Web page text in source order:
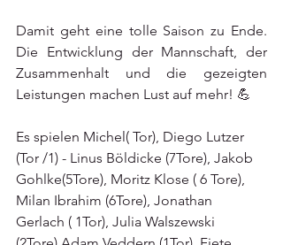
Damit geht eine tolle Saison zu Ende.
Die Entwicklung der Mannschaft, der
Zusammenhalt und die gezeigten
Leistungen machen Lust auf mehr! 💪
Es spielen Michel( Tor), Diego Lutzer
(Tor /1) - Linus Böldicke (7Tore), Jakob
Gohlke(5Tore), Moritz Klose ( 6 Tore),
Milan Ibrahim (6Tore), Jonathan
Gerlach ( 1Tor), Julia Walszewski